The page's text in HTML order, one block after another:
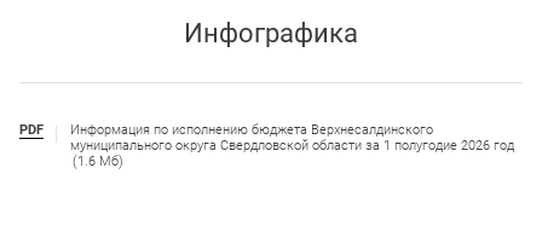
Инфографика
PDF
Информация по исполнению бюджета Верхнесалдинского
муниципального округа Свердловской области за 1 полугодие 2026 год
(1.6 Мб)